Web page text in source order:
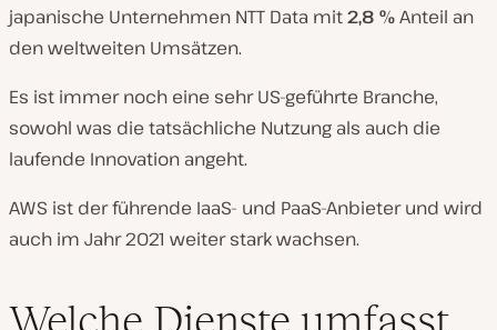
japanische Unternehmen NTT Data mit2,8 %Anteil an
den weltweiten Umsätzen.
Es ist immer noch eine sehr US-geführte Branche,
sowohl was die tatsächliche Nutzung als auch die
laufende Innovation angeht.
AWS ist der führende IaaS- und PaaS-Anbieter und wird
auch im Jahr 2021 weiter stark wachsen.
Welche Dienste umfasst